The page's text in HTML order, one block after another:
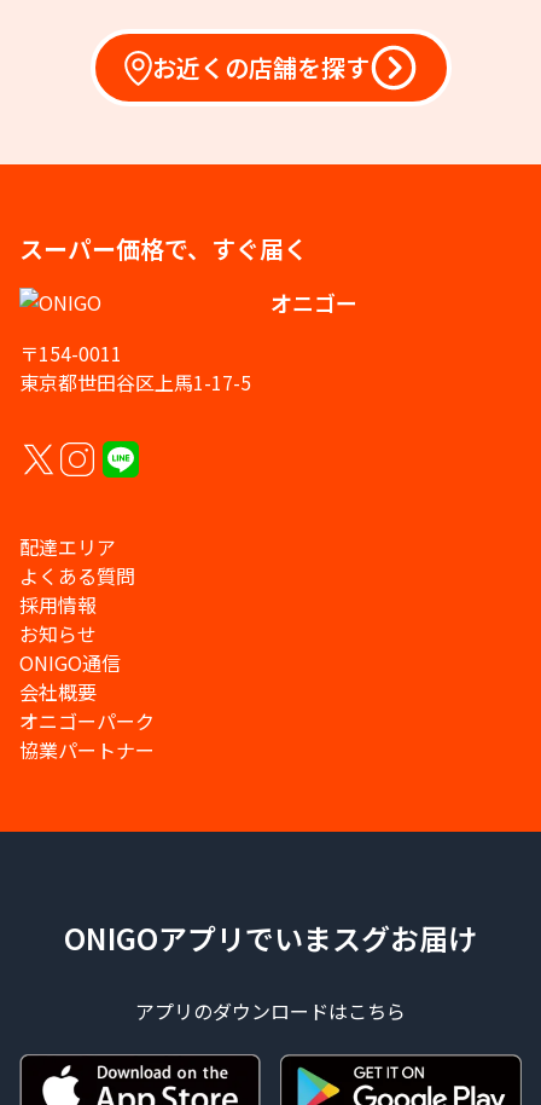
お近くの店舗を探す
スーパー価格で、すぐ届く
オニゴー
〒154-0011
東京都世田谷区上馬1-17-5
配達エリア
よくある質問
採用情報
お知らせ
ONIGO通信
会社概要
オニゴーパーク
協業パートナー
ONIGOアプリでいまスグお届け
アプリのダウンロードはこちら